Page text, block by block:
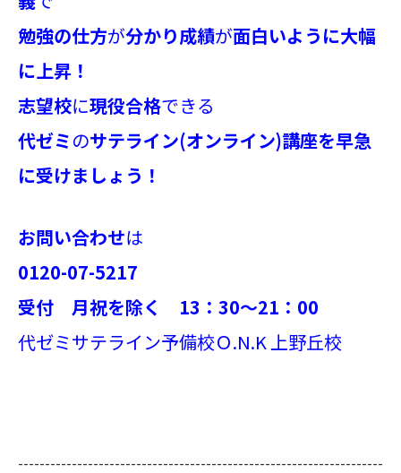
勉強の仕方が分かり成績が面白いように大幅
に上昇！
志望校に現役合格できる
代ゼミのサテライン(オンライン)講座を早急
に受けましょう！
お問い合わせは
0120-07-5217
受付 月祝を除く 13：30～21：00
代ゼミサテライン予備校Ｏ.N.K 上野丘校
--------------------------------------------------------------------